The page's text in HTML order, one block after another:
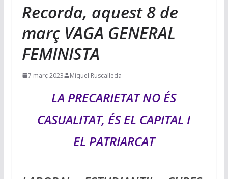
Recorda, aquest 8 de
març VAGA GENERAL
FEMINISTA
7 març 2023 Miquel Ruscalleda
LA PRECARIETAT NO ÉS
CASUALITAT, ÉS EL CAPITAL I
EL PATRIARCAT